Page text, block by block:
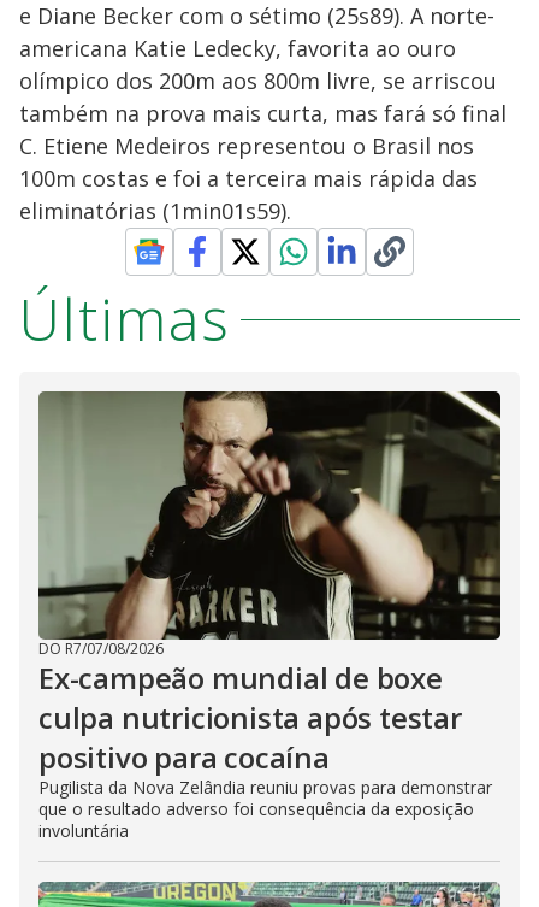
e Diane Becker com o sétimo (25s89). A norte-
americana Katie Ledecky, favorita ao ouro
olímpico dos 200m aos 800m livre, se arriscou
também na prova mais curta, mas fará só final
C. Etiene Medeiros representou o Brasil nos
100m costas e foi a terceira mais rápida das
eliminatórias (1min01s59).
Últimas
DO R7/07/08/2026
Ex-campeão mundial de boxe
culpa nutricionista após testar
positivo para cocaína
Pugilista da Nova Zelândia reuniu provas para demonstrar
que o resultado adverso foi consequência da exposição
involuntária